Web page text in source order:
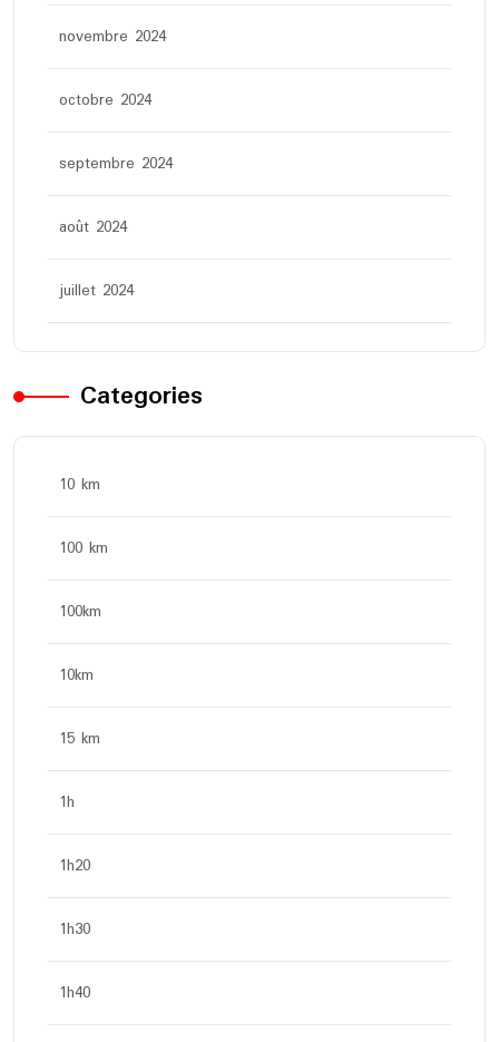
novembre 2024
octobre 2024
septembre 2024
août 2024
juillet 2024
Categories
10 km
100 km
100km
10km
15 km
1h
1h20
1h30
1h40